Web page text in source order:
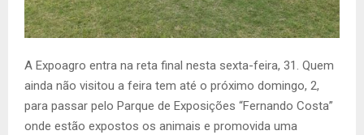
A Expoagro entra na reta final nesta sexta-feira, 31. Quem
ainda não visitou a feira tem até o próximo domingo, 2,
para passar pelo Parque de Exposições “Fernando Costa”
onde estão expostos os animais e promovida uma